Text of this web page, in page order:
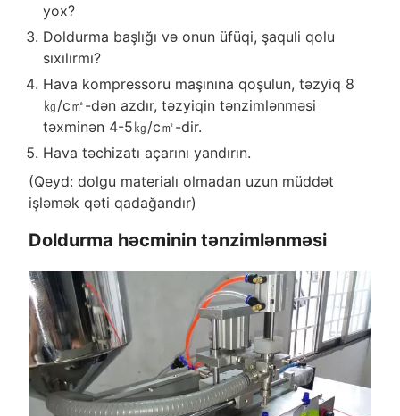
yox?
Doldurma başlığı və onun üfüqi, şaquli qolu
sıxılırmı?
Hava kompressoru maşınına qoşulun, təzyiq 8
㎏/c㎡-dən azdır, təzyiqin tənzimlənməsi
təxminən 4-5㎏/c㎡-dir.
Hava təchizatı açarını yandırın.
(Qeyd: dolgu materialı olmadan uzun müddət
işləmək qəti qadağandır)
Doldurma həcminin tənzimlənməsi